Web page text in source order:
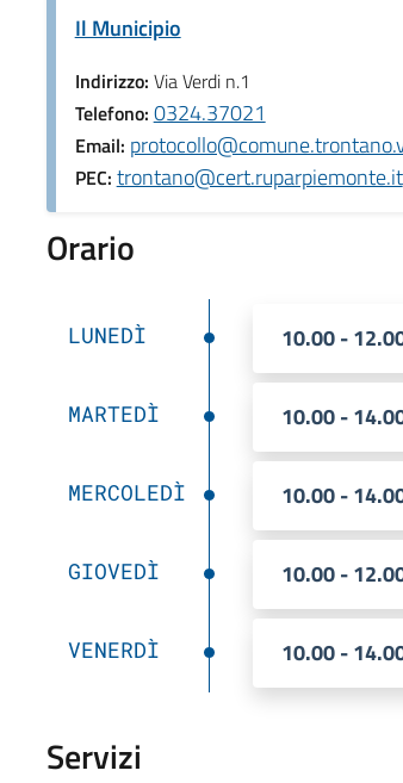
Il Municipio
Indirizzo: Via Verdi n.1
Telefono: 0324.37021
Email:
PEC: trontano@cert.ruparpiemonte.it
Orario
LUNEDÌ 10.00 -
MARTEDÌ 10.00 -
MERCOLEDÌ 10.00 -
GIOVEDÌ 10.00 -
VENERDÌ 10.00 -
Servizi